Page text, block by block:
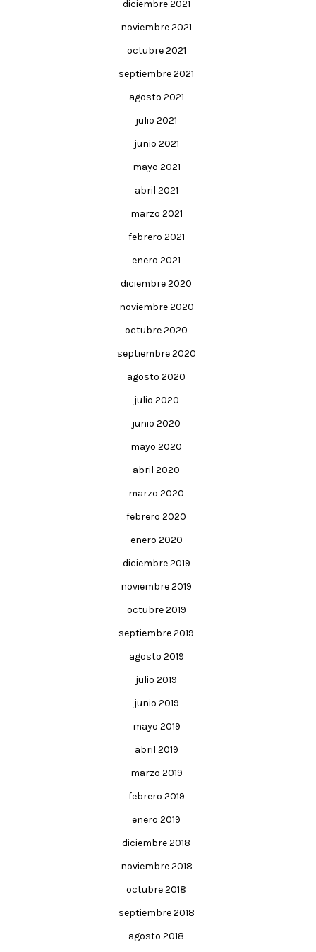
diciembre 2021
noviembre 2021
octubre 2021
septiembre 2021
agosto 2021
julio 2021
junio 2021
mayo 2021
abril 2021
marzo 2021
febrero 2021
enero 2021
diciembre 2020
noviembre 2020
octubre 2020
septiembre 2020
agosto 2020
julio 2020
junio 2020
mayo 2020
abril 2020
marzo 2020
febrero 2020
enero 2020
diciembre 2019
noviembre 2019
octubre 2019
septiembre 2019
agosto 2019
julio 2019
junio 2019
mayo 2019
abril 2019
marzo 2019
febrero 2019
enero 2019
diciembre 2018
noviembre 2018
octubre 2018
septiembre 2018
agosto 2018